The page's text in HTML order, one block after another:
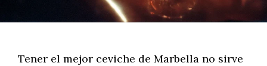
Tener el mejor ceviche de Marbella no sirve